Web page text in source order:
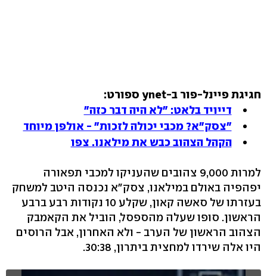
חגיגת פיינל-פור ב-ynet ספורט:
דייויד בלאט: "לא היה דבר כזה"
"צסק"א? מכבי יכולה לזכות" - אולפן מיוחד
הקהל הצהוב כבש את מילאנו. צפו
למרות 9,000 צהובים שהעניקו למכבי תפאורה
יפהפיה באולם במילאנו, צסק"א נכנסה היטב למשחק
בעזרתו של סאשה קאון, שקלע 10 נקודות רבע ברבע
הראשון. סופו שעלה מהספסל, הוביל את הקאמבק
הצהוב הראשון של הערב - ולא האחרון, אבל הרוסים
היו אלה שירדו למחצית ביתרון, 30:38.